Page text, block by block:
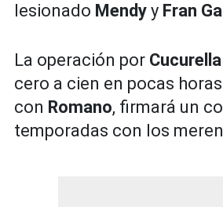
lesionado Mendy y Fran
La operación por Cucurella
cero a cien en pocas
con Romano, firmará un
temporadas con los